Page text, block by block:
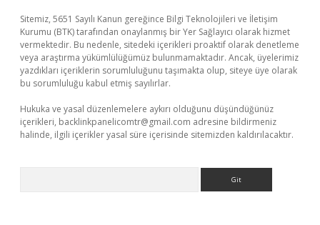
Sitemiz, 5651 Sayılı Kanun gereğince Bilgi Teknolojileri ve İletişim
Kurumu (BTK) tarafından onaylanmış bir Yer Sağlayıcı olarak hizmet
vermektedir. Bu nedenle, sitedeki içerikleri proaktif olarak denetleme
veya araştırma yükümlülüğümüz bulunmamaktadır. Ancak, üyelerimiz
yazdıkları içeriklerin sorumluluğunu taşımakta olup, siteye üye olarak
bu sorumluluğu kabul etmiş sayılırlar.
Hukuka ve yasal düzenlemelere aykırı olduğunu düşündüğünüz
içerikleri, backlinkpanelicomtr@gmail.com adresine bildirmeniz
halinde, ilgili içerikler yasal süre içerisinde sitemizden kaldırılacaktır.